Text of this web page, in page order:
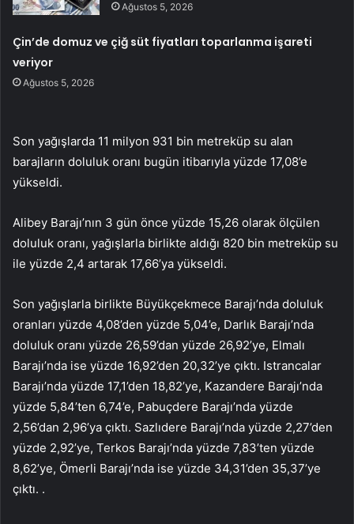
Ağustos 5, 2026
Çin’de domuz ve çiğ süt fiyatları toparlanma işareti
veriyor
Ağustos 5, 2026
Son yağışlarda 11 milyon 931 bin metreküp su alan
barajların doluluk oranı bugün itibarıyla yüzde 17,08’e
yükseldi.
Alibey Barajı’nın 3 gün önce yüzde 15,26 olarak ölçülen
doluluk oranı, yağışlarla birlikte aldığı 820 bin metreküp su
ile yüzde 2,4 artarak 17,66’ya yükseldi.
Son yağışlarla birlikte Büyükçekmece Barajı’nda doluluk
oranları yüzde 4,08’den yüzde 5,04’e, Darlık Barajı’nda
doluluk oranı yüzde 26,59’dan yüzde 26,92’ye, Elmalı
Barajı’nda ise yüzde 16,92’den 20,32’ye çıktı. Istrancalar
Barajı’nda yüzde 17,1’den 18,82’ye, Kazandere Barajı’nda
yüzde 5,84’ten 6,74’e, Pabuçdere Barajı’nda yüzde
2,56’dan 2,96’ya çıktı. Sazlıdere Barajı’nda yüzde 2,27’den
yüzde 2,92’ye, Terkos Barajı’nda yüzde 7,83’ten yüzde
8,62’ye, Ömerli Barajı’nda ise yüzde 34,31’den 35,37’ye
çıktı. .